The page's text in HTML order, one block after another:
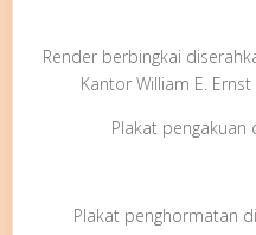
Render berbingkai
Kantor William E.
Plakat
Plakat penghormatan